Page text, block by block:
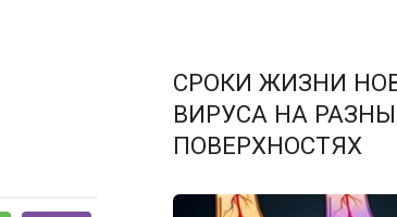
СРОКИ ЖИЗНИ
ВИРУСА НА
ПОВЕРХНОСТЯХ